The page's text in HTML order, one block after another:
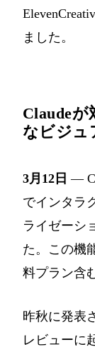
ました。
Claude
なビジュ
3月12日 —
でインタラ
ライゼーシ
た。この機
料プラン含
昨秋に発表
レビューに